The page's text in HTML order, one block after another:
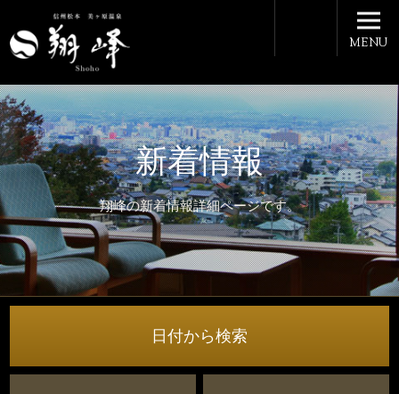
新着情報
翔峰の新着情報詳細ページです。
MENU
日付から検索